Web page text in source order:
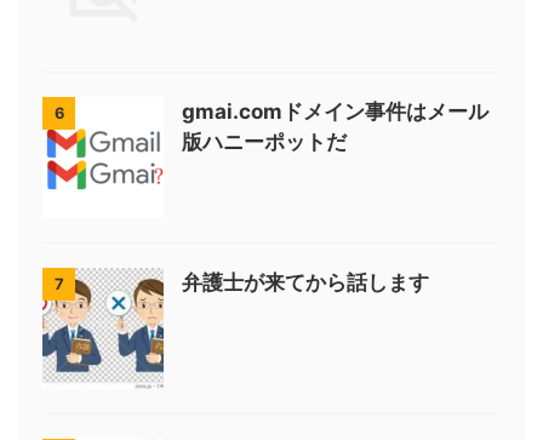
6
gmai.comドメイン事件はメール
版ハニーポットだ
7 弁護士が来てから話します